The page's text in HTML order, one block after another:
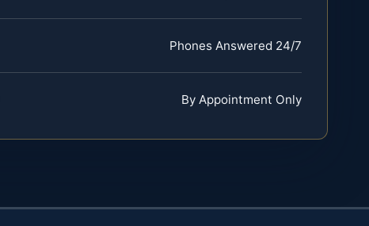
Phones Answered 24/7
By Appointment Only